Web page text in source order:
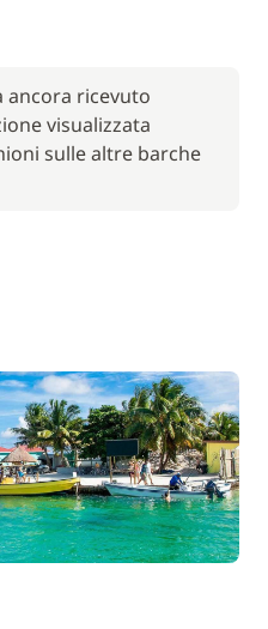
Incluso nel prezzo
—
Incluso nel prezzo
—
Incluso nel prezzo
—
Incluso nel prezzo
—
ancora ricevuto
visualizzata
sulle altre barche